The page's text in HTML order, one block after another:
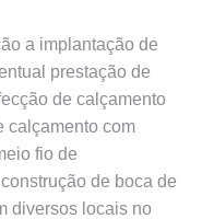
a implantação de
prestação de
de calçamento
calçamento com
fio de
de boca de
diversos locais no